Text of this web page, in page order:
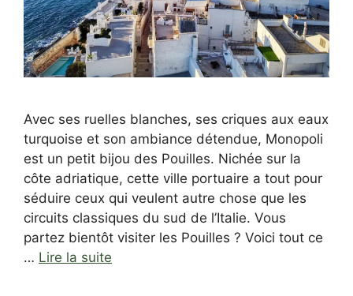
Avec ses ruelles blanches, ses criques aux eaux
turquoise et son ambiance détendue, Monopoli
est un petit bijou des Pouilles. Nichée sur la
côte adriatique, cette ville portuaire a tout pour
séduire ceux qui veulent autre chose que les
circuits classiques du sud de l’Italie. Vous
partez bientôt visiter les Pouilles ? Voici tout ce
… Lire la suite